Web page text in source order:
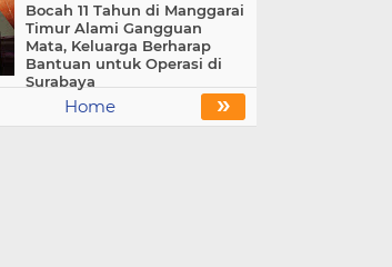
Bocah 11 Tahun di Manggarai
Timur Alami Gangguan
Mata, Keluarga Berharap
Bantuan untuk Operasi di
Surabaya
»
Home